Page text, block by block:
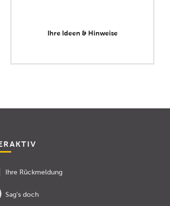
Ihre Ideen & Hinweise
Ihre Rückmeldung
Sag's doch